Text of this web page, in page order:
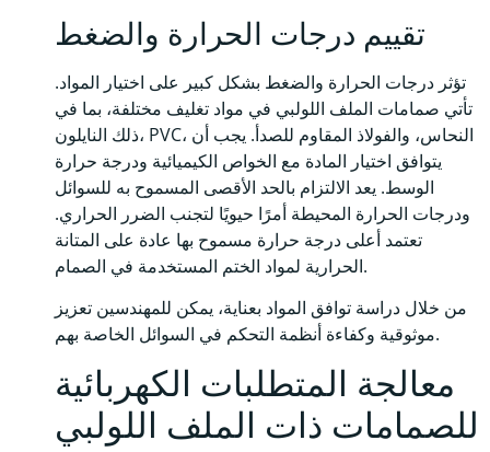
تقييم درجات الحرارة والضغط
تؤثر درجات الحرارة والضغط بشكل كبير على اختيار المواد.
تأتي صمامات الملف اللولبي في مواد تغليف مختلفة، بما في
ذلك النايلون، PVC، النحاس، والفولاذ المقاوم للصدأ. يجب أن
يتوافق اختيار المادة مع الخواص الكيميائية ودرجة حرارة
الوسط. يعد الالتزام بالحد الأقصى المسموح به للسوائل
ودرجات الحرارة المحيطة أمرًا حيويًا لتجنب الضرر الحراري.
تعتمد أعلى درجة حرارة مسموح بها عادة على المتانة
الحرارية لمواد الختم المستخدمة في الصمام.
من خلال دراسة توافق المواد بعناية، يمكن للمهندسين تعزيز
موثوقية وكفاءة أنظمة التحكم في السوائل الخاصة بهم.
معالجة المتطلبات الكهربائية
للصمامات ذات الملف اللولبي